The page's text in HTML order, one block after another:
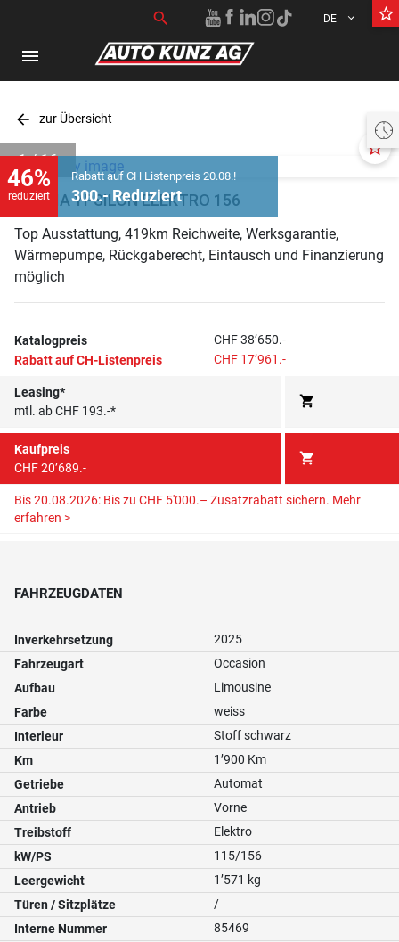
Aktuell geschlossen öffnet heute um 07:30 bis 18:30 Uhr
menu
Suchen nach:
search DE star_border
arrow_back zur Übersicht
FAHRZEUGDATEN
Inverkehrsetzung
2025
Fahrzeugart
Occasion
Aufbau
Limousine
Farbe
weiss
Interieur
Stoff schwarz
Km
1’900 Km
Getriebe
Automat
Antrieb
Vorne
Treibstoff
Elektro
kW/PS
115/156
Leergewicht
1’571 kg
Türen / Sitzplätze
/
Interne Nummer
85469
1 / 16
star_border
LANCIA YPSILON ELEKTRO 156
Top Ausstattung, 419km Reichweite, Werksgarantie,
Wärmepumpe, Rückgaberecht, Eintausch und Finanzierung
möglich
Katalogpreis
CHF 38’650.-
Rabatt auf CH-Listenpreis
CHF 17’961.-
Leasing*
mtl. ab CHF 193.-*
shopping_cart
Kaufpreis
CHF 20’689.-
shopping_cart
Bis 20.08.2026: Bis zu CHF 5'000.– Zusatzrabatt sichern. Mehr
erfahren >
46%
reduziert
Rabatt auf CH Listenpreis 20.08.!
300.- Reduziert